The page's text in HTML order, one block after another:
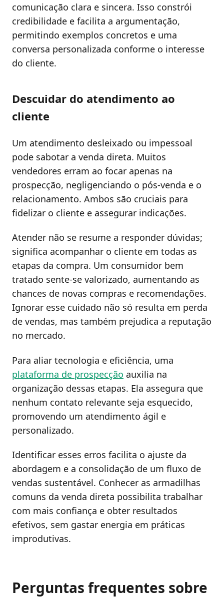
comunicação clara e sincera. Isso constrói
credibilidade e facilita a argumentação,
permitindo exemplos concretos e uma
conversa personalizada conforme o interesse
do cliente.
Descuidar do atendimento ao
cliente
Um atendimento desleixado ou impessoal
pode sabotar a venda direta. Muitos
vendedores erram ao focar apenas na
prospecção, negligenciando o pós-venda e o
relacionamento. Ambos são cruciais para
fidelizar o cliente e assegurar indicações.
Atender não se resume a responder dúvidas;
significa acompanhar o cliente em todas as
etapas da compra. Um consumidor bem
tratado sente-se valorizado, aumentando as
chances de novas compras e recomendações.
Ignorar esse cuidado não só resulta em perda
de vendas, mas também prejudica a reputação
no mercado.
Para aliar tecnologia e eficiência, uma
plataforma de prospecção auxilia na
organização dessas etapas. Ela assegura que
nenhum contato relevante seja esquecido,
promovendo um atendimento ágil e
personalizado.
Identificar esses erros facilita o ajuste da
abordagem e a consolidação de um fluxo de
vendas sustentável. Conhecer as armadilhas
comuns da venda direta possibilita trabalhar
com mais confiança e obter resultados
efetivos, sem gastar energia em práticas
improdutivas.
Perguntas frequentes sobre